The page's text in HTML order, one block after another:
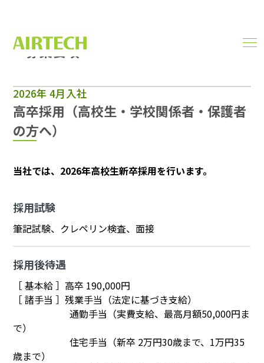
募集要項 RECRUITMENT
2026年 4月入社
高卒採用（高校生・学校関係者・保護者
の方へ）
当社では、2026年高校生新卒採用を行います。
採用試験
筆記試験、クレペリン検査、面接
採用後待遇
［ 基本給 ］高卒 190,000円
［ 諸手当 ］残業手当（法定に基づき支給）
通勤手当（実費支給、最高月額50,000円ま
で）
住宅手当（新卒 2万円30歳まで、1万円35
歳まで）